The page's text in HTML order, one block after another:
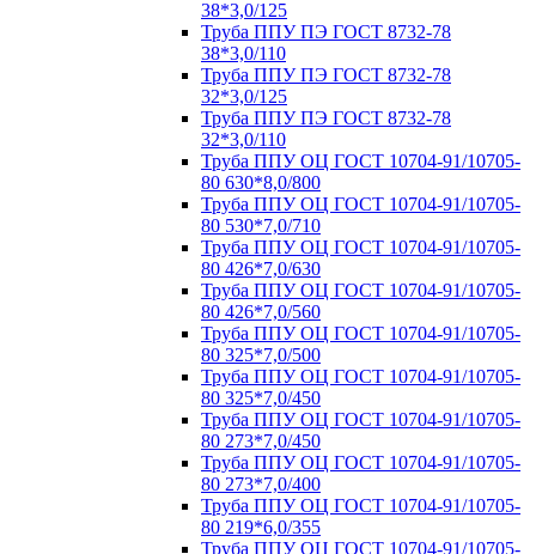
38*3,0/125
Труба ППУ ПЭ ГОСТ 8732-78
38*3,0/110
Труба ППУ ПЭ ГОСТ 8732-78
32*3,0/125
Труба ППУ ПЭ ГОСТ 8732-78
32*3,0/110
Труба ППУ ОЦ ГОСТ 10704-91/10705-
80 630*8,0/800
Труба ППУ ОЦ ГОСТ 10704-91/10705-
80 530*7,0/710
Труба ППУ ОЦ ГОСТ 10704-91/10705-
80 426*7,0/630
Труба ППУ ОЦ ГОСТ 10704-91/10705-
80 426*7,0/560
Труба ППУ ОЦ ГОСТ 10704-91/10705-
80 325*7,0/500
Труба ППУ ОЦ ГОСТ 10704-91/10705-
80 325*7,0/450
Труба ППУ ОЦ ГОСТ 10704-91/10705-
80 273*7,0/450
Труба ППУ ОЦ ГОСТ 10704-91/10705-
80 273*7,0/400
Труба ППУ ОЦ ГОСТ 10704-91/10705-
80 219*6,0/355
Труба ППУ ОЦ ГОСТ 10704-91/10705-